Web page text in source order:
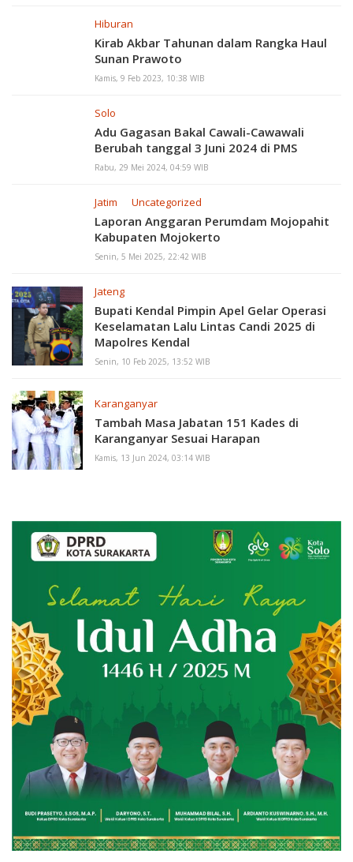
Hiburan
Kirab Akbar Tahunan dalam Rangka Haul
Sunan Prawoto
Kamis, 9 Feb 2023, 10:38 WIB
Solo
Adu Gagasan Bakal Cawali-Cawawali
Berubah tanggal 3 Juni 2024 di PMS
Rabu, 29 Mei 2024, 04:59 WIB
Jatim Uncategorized
Laporan Anggaran Perumdam Mojopahit
Kabupaten Mojokerto
Senin, 5 Mei 2025, 22:42 WIB
Jateng
Bupati Kendal Pimpin Apel Gelar Operasi
Keselamatan Lalu Lintas Candi 2025 di
Mapolres Kendal
Senin, 10 Feb 2025, 13:52 WIB
Karanganyar
Tambah Masa Jabatan 151 Kades di
Karanganyar Sesuai Harapan
Kamis, 13 Jun 2024, 03:14 WIB